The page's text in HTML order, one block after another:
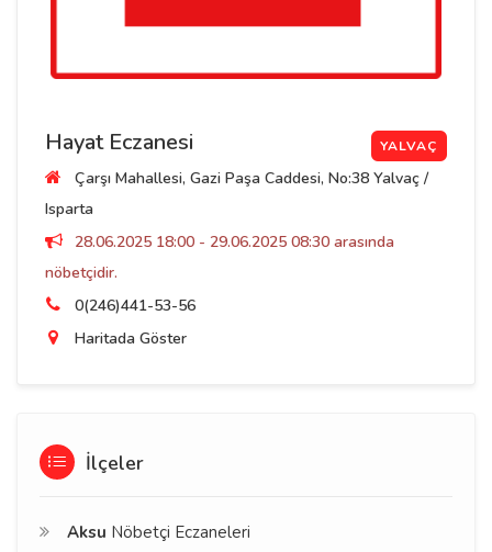
Hayat Eczanesi YALVAÇ
Çarşı Mahallesi, Gazi Paşa Caddesi, No:38 Yalvaç /
Isparta
28.06.2025 18:00 - 29.06.2025 08:30 arasında
nöbetçidir.
0(246)441-53-56
Haritada Göster
İlçeler
Aksu Nöbetçi Eczaneleri